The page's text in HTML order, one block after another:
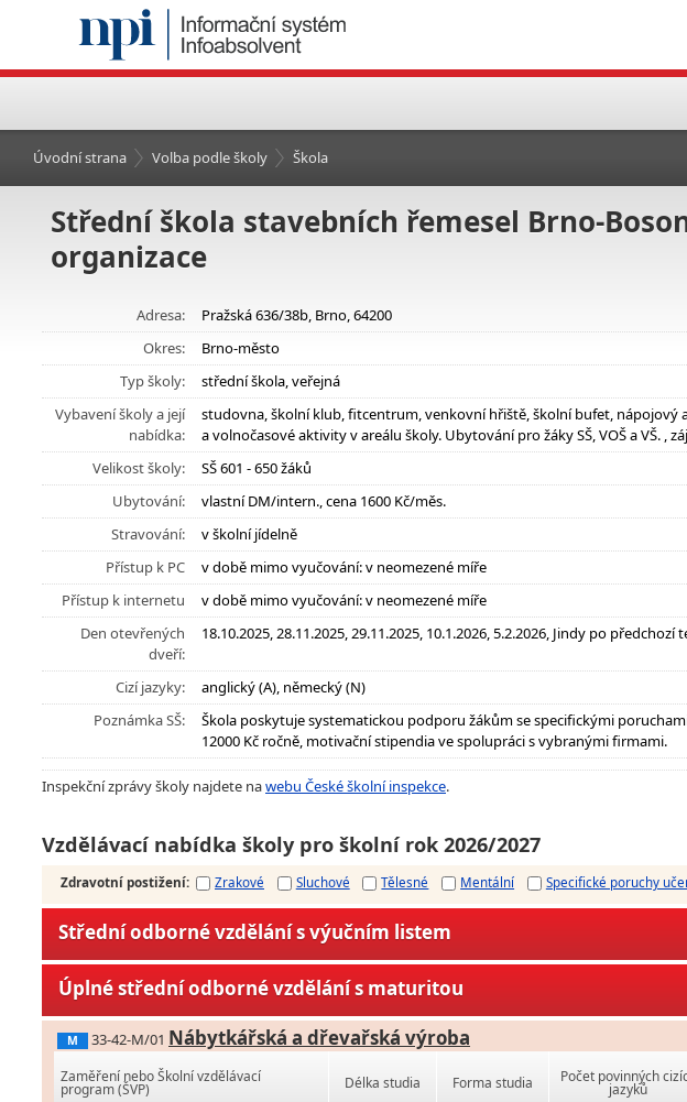
Úvodní strana Volba podle školy Škola
Střední škola stavebních řemesel Brno-
organizace
Adresa:
Pražská 636/38b, Brno, 64200
Okres:
Brno-město
Typ školy:
střední škola, veřejná
Vybavení školy a její
nabídka:
studovna, školní klub, fitcentrum, venkovní hřiště, školní bufet,
a volnočasové aktivity v areálu školy. Ubytování pro žáky SŠ, VOŠ a VŠ. ,
Velikost školy:
SŠ 601 - 650 žáků
Ubytování:
vlastní DM/intern., cena 1600 Kč/měs.
Stravování:
v školní jídelně
Přístup k PC
v době mimo vyučování: v neomezené míře
Přístup k internetu
v době mimo vyučování: v neomezené míře
Den otevřených
dveří:
18.10.2025, 28.11.2025, 29.11.2025, 10.1.2026, 5.2.2026, Jindy po
Cizí jazyky:
anglický (A), německý (N)
Poznámka SŠ:
Škola poskytuje systematickou podporu žákům se specifickými
12000 Kč ročně, motivační stipendia ve spolupráci s vybranými firmami.
Inspekční zprávy školy najdete nawebu České školní inspekce.
Vzdělávací nabídka školy pro školní rok 2026/2027
Zdravotní postižení: Zrakové Sluchové Tělesné Mentální Specifické poruchy
Střední odborné vzdělání s výučním listem
Úplné střední odborné vzdělání s maturitou
M 33-42-M/01 Nábytkářská a dřevařská výroba
Zaměření nebo Školní vzdělávací
program (ŠVP) Délka studia Forma studia Počet povinných
jazyků